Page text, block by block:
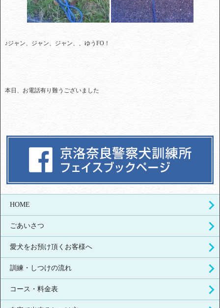
♪ジャン、ジャン、ジャン、、ゆうFO！
本日、お電話有り難うございました
HOME
ごあいさつ
愛犬をお預け頂くお客様へ
訓練・しつけの流れ
コース・料金表